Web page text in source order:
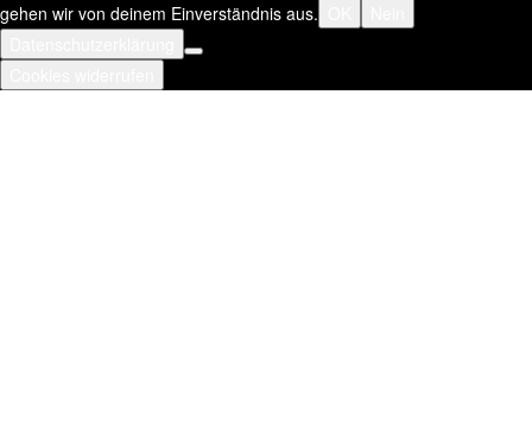
gehen wir von deinem Einverständnis aus.